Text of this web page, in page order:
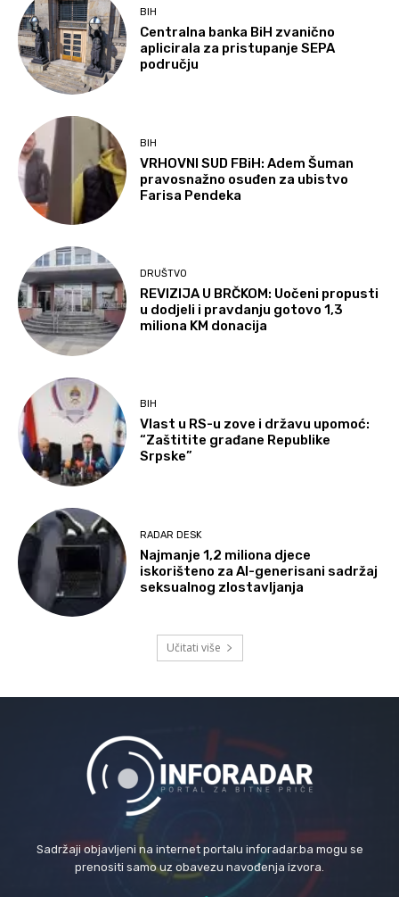
BIH
Centralna banka BiH zvanično
aplicirala za pristupanje SEPA
području
BIH
VRHOVNI SUD FBiH: Adem Šuman
pravosnažno osuđen za ubistvo
Farisa Pendeka
DRUŠTVO
REVIZIJA U BRČKOM: Uočeni propusti
u dodjeli i pravdanju gotovo 1,3
miliona KM donacija
BIH
Vlast u RS-u zove i državu upomoć:
“Zaštitite građane Republike
Srpske”
RADAR DESK
Najmanje 1,2 miliona djece
iskorišteno za AI-generisani sadržaj
seksualnog zlostavljanja
Učitati više
Sadržaji objavljeni na internet portalu inforadar.ba mogu se
prenositi samo uz obavezu navođenja izvora.